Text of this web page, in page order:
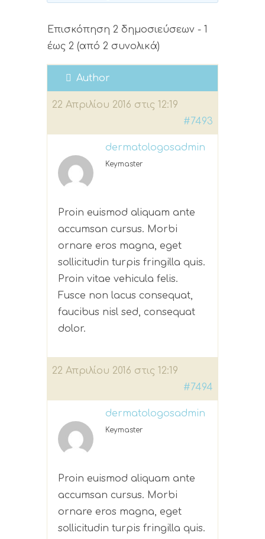
Επισκόπηση 2 δημοσιεύσεων - 1
έως 2 (από 2 συνολικά)
Author
22 Απριλίου 2016 στις 12:19
#7493
dermatologosadmin
Keymaster
Proin euismod aliquam ante
accumsan cursus. Morbi
ornare eros magna, eget
sollicitudin turpis fringilla quis.
Proin vitae vehicula felis.
Fusce non lacus consequat,
faucibus nisl sed, consequat
dolor.
22 Απριλίου 2016 στις 12:19
#7494
dermatologosadmin
Keymaster
Proin euismod aliquam ante
accumsan cursus. Morbi
ornare eros magna, eget
sollicitudin turpis fringilla quis.